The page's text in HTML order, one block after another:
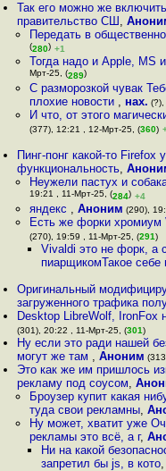
Так его можно же
правительство СШ ,
Передать в
(280) +1
Тогда надо и Apple, MS
Мрт-25, (289)
С разморозкой чувак
плохие новости , нах.
И что, от этого
(377), 12:21 , 12-Мрт-25, (360)
Пинг-понг какой-то Firefox
функциональность,
Неужели пастух и
19:21 , 11-Мрт-25, (284) +4
яндекс , Аноним (290),
Есть же форки
(270), 19:59 , 11-Мрт-25, (291)
Vivaldi это не форк, а
пиарщикомТакое себе
Оригинальный
загруженного трафика
Desktop LibreWolf,
(301), 20:22 , 11-Мрт-25, (301)
Ну если это ради нашей
могут же там ,Аноним
Это как же им пришлось
рекламу под соусом,
Броузер купит какая
туда свои рекламны,
Ну может, хватит уже
рекламы это всё, а г,
Ни на какой
запретил бы js, в кото,